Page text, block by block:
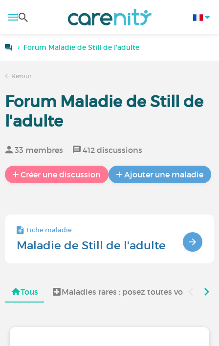
Forum Maladie de Still de l'adulte
Retour
Forum Maladie de Still de
l'adulte
33 membres 412 discussions
Créer une discussion Ajouter une maladie
Fiche maladie
Maladie de Still de l'adulte
Tous Maladies rares : posez toutes vos